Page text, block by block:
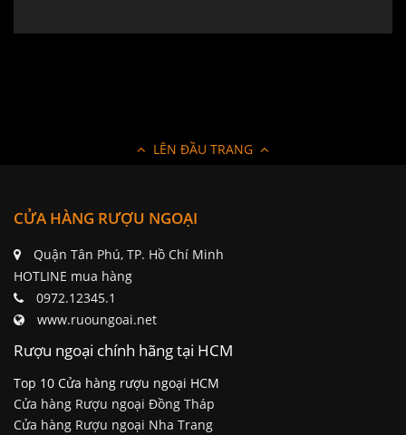
LÊN ĐẦU TRANG
CỬA HÀNG RƯỢU NGOẠI
Quận Tân Phú, TP. Hồ Chí Minh
HOTLINE mua hàng
0972.12345.1
www.ruoungoai.net
Rượu ngoại chính hãng tại HCM
Top 10 Cửa hàng rượu ngoại HCM
Cửa hàng Rượu ngoại Đồng Tháp
Cửa hàng Rượu ngoại Nha Trang